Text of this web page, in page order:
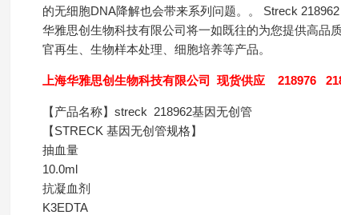
的无细胞DNA降解也会带来系列问题。。 Streck
华雅思创生物科技有限公司将一如既往的为您提供高品
官再生、生物样本处理、细胞培养等产品。
上海华雅思创生物科技有限公司 现货供应 218976
【产品名称】streck 218962基因无创管
【STRECK 基因无创管规格】
抽血量
10.0ml
抗凝血剂
K3EDTA